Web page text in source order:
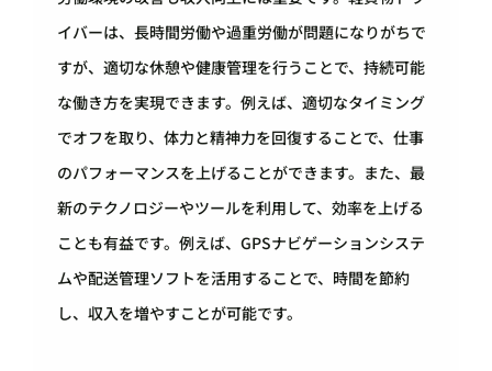
イバーは、長時間労働や過重労働が問題になりがちで
すが、適切な休憩や健康管理を行うことで、持続可能
な働き方を実現できます。例えば、適切なタイミング
でオフを取り、体力と精神力を回復することで、仕事
のパフォーマンスを上げることができます。また、最
新のテクノロジーやツールを利用して、効率を上げる
ことも有益です。例えば、GPSナビゲーションシステ
ムや配送管理ソフトを活用することで、時間を節約
し、収入を増やすことが可能です。